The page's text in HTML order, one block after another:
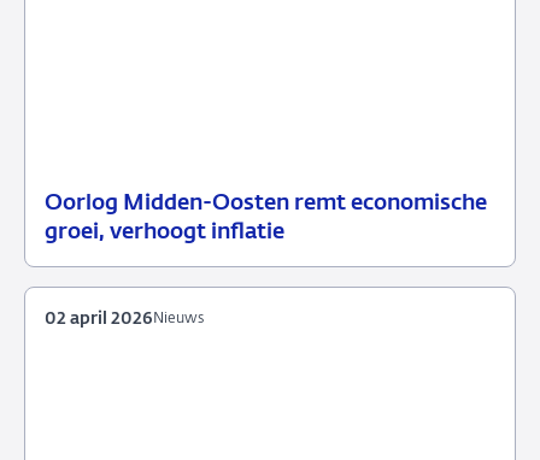
Oorlog Midden-Oosten remt economische
groei, verhoogt inflatie
12
Persbericht
Nieuws
02 april 2026